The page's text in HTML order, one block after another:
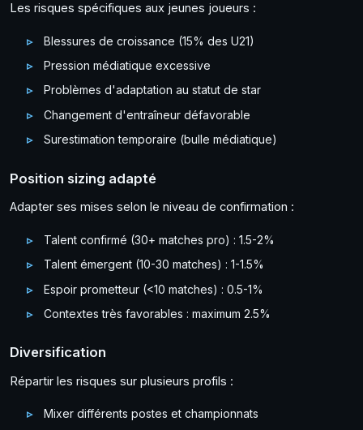
Les risques spécifiques aux jeunes joueurs :
Blessures de croissance (15% des U21)
Pression médiatique excessive
Problèmes d'adaptation au statut de star
Changement d'entraîneur défavorable
Surestimation temporaire (bulle médiatique)
Position sizing adapté
Adapter ses mises selon le niveau de confirmation :
Talent confirmé (30+ matches pro) : 1.5-2%
Talent émergent (10-30 matches) : 1-1.5%
Espoir prometteur (<10 matches) : 0.5-1%
Contextes très favorables : maximum 2.5%
Diversification
Répartir les risques sur plusieurs profils :
Mixer différents postes et championnats